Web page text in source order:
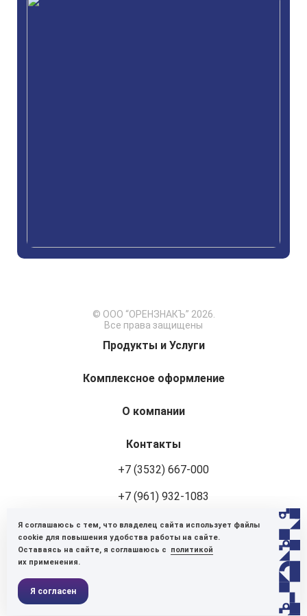
© ООО “ОРЕНЗНАКЪ” 2026.
Все права защищены
Продукты и Услуги
Комплексное оформление
О компании
Контакты
+7 (3532) 667-000
+7 (961) 932-1083
460048, г. Оренбург, ул. Авторемонтная, 8
Я соглашаюсь с тем, что владелец сайта использует файлы
cookie для повышения удобства работы на сайте.
Оставаясь на сайте, я соглашаюсь с политикой
их применения.
Я согласен